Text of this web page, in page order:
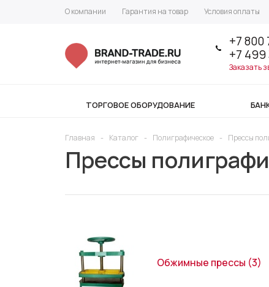
О компании Гарантия на товар Условия оплаты
+7 800
+7
Заказать
ТОРГОВОЕ ОБОРУДОВАНИЕ
Главная - Каталог - Полиграфическое - Прессы
Прессы
Обжимные прессы (3)